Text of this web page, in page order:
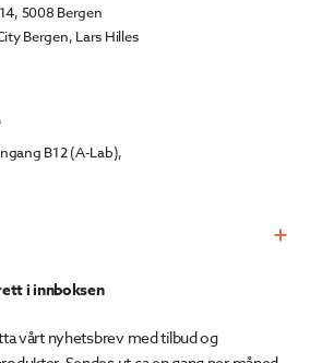
5008 Bergen
Bergen, Lars Hilles
B12 (A-Lab),
i innboksen
vårt nyhetsbrev med tilbud og